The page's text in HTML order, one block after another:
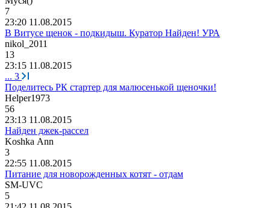
7
23:20 11.08.2015
В Витусе щенок - подкидыш. Куратор Найден! УРА
nikol_2011
13
23:15 11.08.2015
... 3
Поделитесь РК стартер для малюсенькой щеночки!
Helper1973
56
23:13 11.08.2015
Найден джек-рассел
Koshka Ann
3
22:55 11.08.2015
Питание для новорожденных котят - отдам
SM-UVC
5